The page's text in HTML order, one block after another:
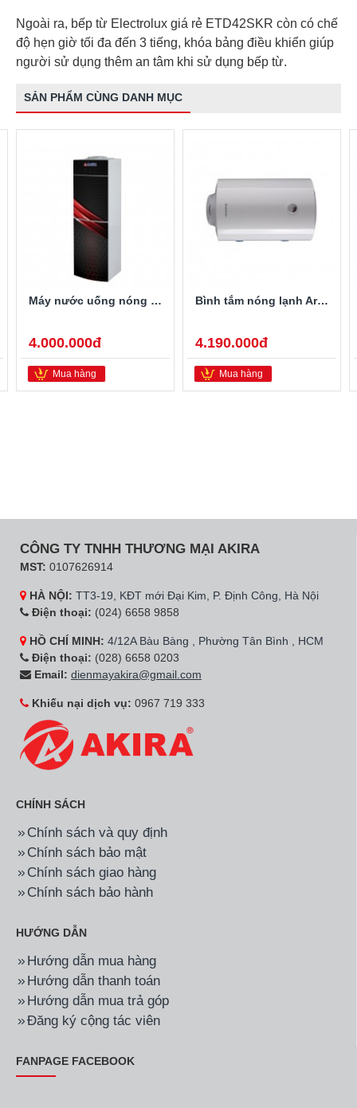
Ngoài ra, bếp từ Electrolux giá rẻ ETD42SKR còn có chế
độ hẹn giờ tối đa đến 3 tiếng, khóa bảng điều khiển giúp
người sử dụng thêm an tâm khi sử dụng bếp từ.
SẢN PHẨM CÙNG DANH MỤC
Máy nước uống nóng lạnh Alaska R-80
4.000.000đ
Mua hàng
Bình tắm nóng lạnh Ariston PRO-R40SH 2.5FE 40 Lít
4.190.000đ
Mua hàng
CÔNG TY TNHH THƯƠNG MẠI AKIRA
MST: 0107626914
HÀ NỘI: TT3-19, KĐT mới Đại Kim, P. Định Công, Hà Nội
Điện thoại: (024) 6658 9858
HỒ CHÍ MINH: 4/12A Bàu Bàng , Phường Tân Bình , HCM
Điện thoại: (028) 6658 0203
Email: dienmayakira@gmail.com
Khiếu nại dịch vụ: 0967 719 333
CHÍNH SÁCH
Chính sách và quy định
Chính sách bảo mật
Chính sách giao hàng
Chính sách bảo hành
HƯỚNG DẪN
Hướng dẫn mua hàng
Hướng dẫn thanh toán
Hướng dẫn mua trả góp
Đăng ký cộng tác viên
FANPAGE FACEBOOK